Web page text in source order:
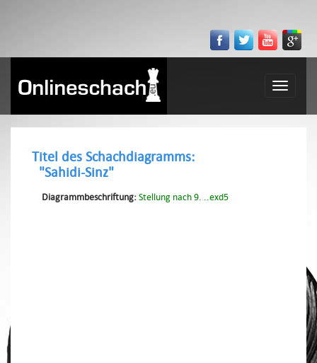
Toggle
Titel des Schachdiagramms:
"Sahidi-Sinz"
Diagrammbeschriftung:Stellung nach 9. ..exd5